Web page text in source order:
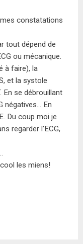
constatations
tout dépend de
ou mécanique.
à faire), la
et la systole
En se débrouillant
négatives… En
Du coup moi je
regarder l’ECG,
les miens!